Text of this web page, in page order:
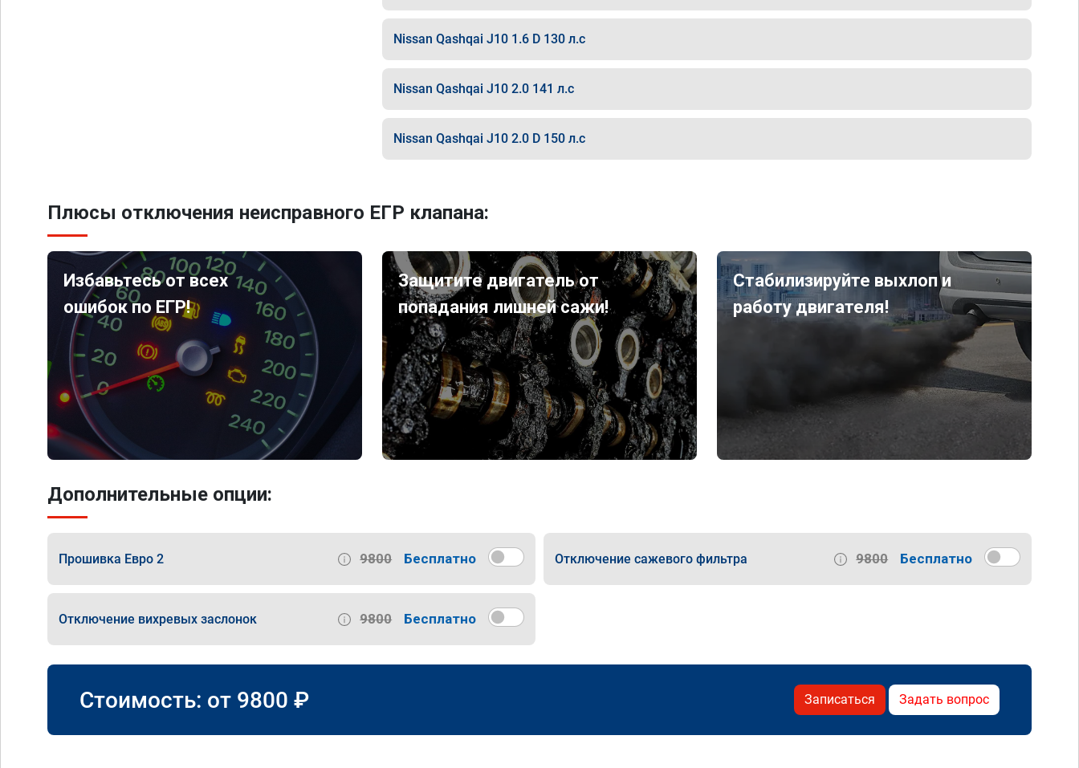
Nissan Qashqai J10 1.6 D 130 л.с
Nissan Qashqai J10 2.0 141 л.с
Nissan Qashqai J10 2.0 D 150 л.с
Плюсы отключения неисправного ЕГР клапана:
Избавьтесь от всех
ошибок по ЕГР!
Защитите двигатель от
попадания лишней сажи!
Стабилизируйте выхлоп и
работу двигателя!
Дополнительные опции:
Прошивка Евро 2 9800 Бесплатно Отключение сажевого фильтра 9800 Бесплатно
Отключение вихревых заслонок 9800 Бесплатно
Стоимость: от 9800 ₽ Записаться Задать вопрос